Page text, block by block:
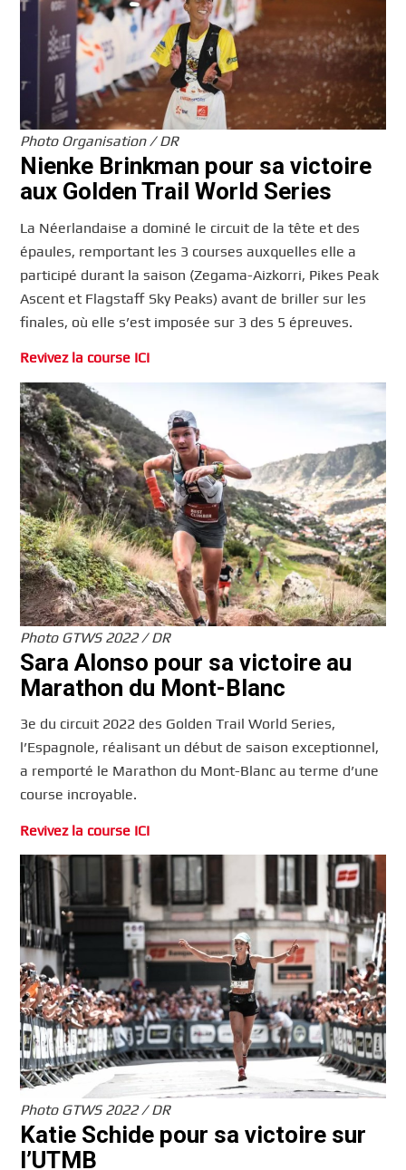
Photo Organisation / DR
Nienke Brinkman pour sa victoire
aux Golden Trail World Series
La Néerlandaise a dominé le circuit de la tête et des
épaules, remportant les 3 courses auxquelles elle a
participé durant la saison (Zegama-Aizkorri, Pikes Peak
Ascent et Flagstaff Sky Peaks) avant de briller sur les
finales, où elle s’est imposée sur 3 des 5 épreuves.
Revivez la course ICI
Photo GTWS 2022 / DR
Sara Alonso pour sa victoire au
Marathon du Mont-Blanc
3e du circuit 2022 des Golden Trail World Series,
l’Espagnole, réalisant un début de saison exceptionnel,
a remporté le Marathon du Mont-Blanc au terme d’une
course incroyable.
Revivez la course ICI
Photo GTWS 2022 / DR
Katie Schide pour sa victoire sur
l’UTMB